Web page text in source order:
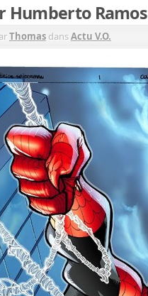
Humberto Ramos
Thomas dansActu V.O.